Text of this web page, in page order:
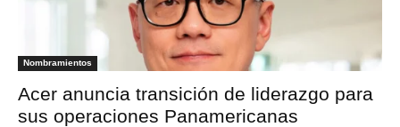
Nombramientos
Acer anuncia transición de liderazgo para
sus operaciones Panamericanas